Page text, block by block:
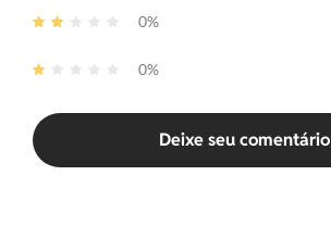
0%
0%
Deixe seu comentário